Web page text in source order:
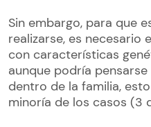
Sin embargo, para que
realizarse, es necesario
con características
aunque podría
dentro de la familia,
minoría de los casos (3